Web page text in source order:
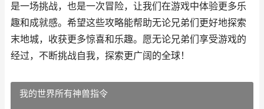
是一场挑战，也是一次冒险，让我们在游戏中体验更多乐
趣和成就感。希望这些攻略能帮助无论兄弟们更好地探索
末地城，收获更多惊喜和乐趣。愿无论兄弟们享受游戏的
经过，不断挑战自我，探索更广阔的全球！
我的世界所有神兽指令